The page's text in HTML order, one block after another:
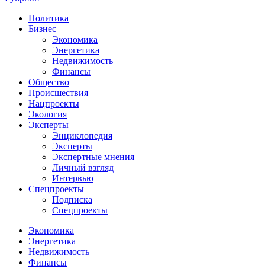
Политика
Бизнес
Экономика
Энергетика
Недвижимость
Финансы
Общество
Происшествия
Нацпроекты
Экология
Эксперты
Энциклопедия
Эксперты
Экспертные мнения
Личный взгляд
Интервью
Спецпроекты
Подписка
Спецпроекты
Экономика
Энергетика
Недвижимость
Финансы